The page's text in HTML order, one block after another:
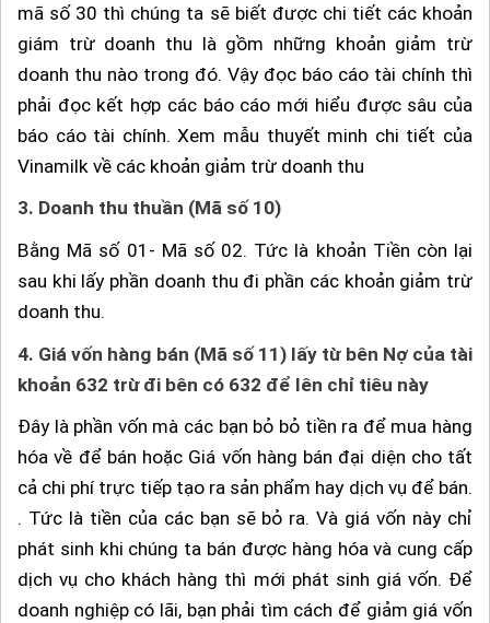
mã số 30 thì chúng ta sẽ biết được chi tiết các khoản
giám trừ doanh thu là gồm những khoản giảm trừ
doanh thu nào trong đó. Vậy đọc báo cáo tài chính thì
phải đọc kết hợp các báo cáo mới hiểu được sâu của
báo cáo tài chính. Xem mẫu thuyết minh chi tiết của
Vinamilk về các khoản giảm trừ doanh thu
3. Doanh thu thuần (Mã số 10)
Bằng Mã số 01- Mã số 02. Tức là khoản Tiền còn lại
sau khi lấy phần doanh thu đi phần các khoản giảm trừ
doanh thu.
4. Giá vốn hàng bán (Mã số 11) lấy từ bên Nợ của tài
khoản 632 trừ đi bên có 632 để lên chỉ tiêu này
Đây là phần vốn mà các bạn bỏ bỏ tiền ra để mua hàng
hóa về để bán hoặc Giá vốn hàng bán đại diện cho tất
cả chi phí trực tiếp tạo ra sản phẩm hay dịch vụ để bán.
. Tức là tiền của các bạn sẽ bỏ ra. Và giá vốn này chỉ
phát sinh khi chúng ta bán được hàng hóa và cung cấp
dịch vụ cho khách hàng thì mới phát sinh giá vốn. Để
doanh nghiệp có lãi, bạn phải tìm cách để giảm giá vốn